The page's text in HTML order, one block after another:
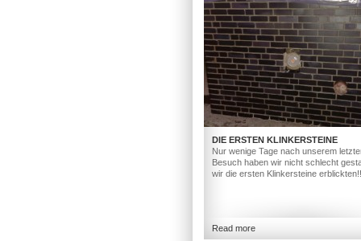
DIE ERSTEN KLINKERSTEINE
Nur wenige Tage nach unserem
Besuch haben wir nicht schlecht
wir die ersten Klinkersteine
Read more